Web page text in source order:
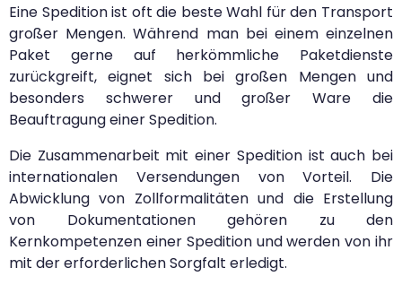
Eine Spedition ist oft die beste Wahl für den Transport
großer Mengen. Während man bei einem einzelnen
Paket gerne auf herkömmliche Paketdienste
zurückgreift, eignet sich bei großen Mengen und
besonders schwerer und großer Ware die
Beauftragung einer Spedition.
Die Zusammenarbeit mit einer Spedition ist auch bei
internationalen Versendungen von Vorteil. Die
Abwicklung von Zollformalitäten und die Erstellung
von Dokumentationen gehören zu den
Kernkompetenzen einer Spedition und werden von ihr
mit der erforderlichen Sorgfalt erledigt.